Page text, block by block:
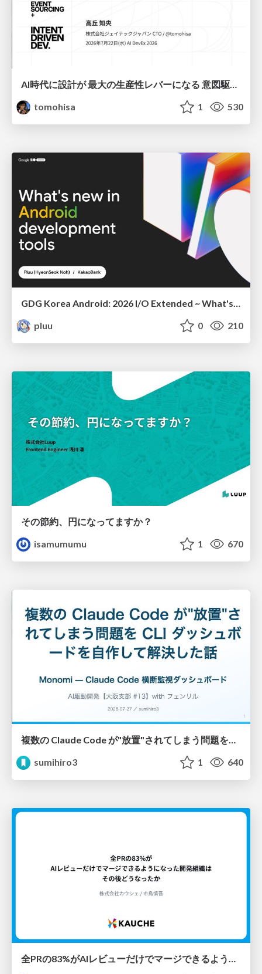
AI時代に設計が 最大の生産性レバーになる 意図駆動開発とデータを消さない設計｜Don't Delete Your Data or Your Intent — Design as the Deepest Lever in the AI Era
tomohisa
1 530
pluu
0 210
その節約、円になってますか？
isamumumu
1 670
複数の Claude Code が"放置"されてしまう問題をCLI ダッシュボードを自作して解決した話
sumihiro3
1 640